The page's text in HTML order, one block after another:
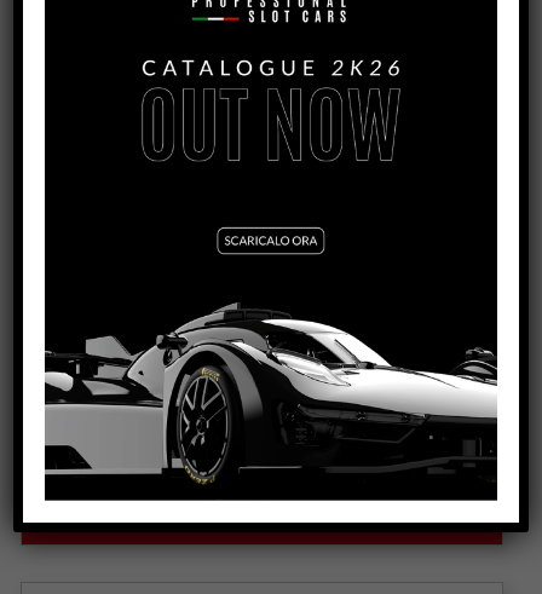
PORSCHE 917K – #22 MARTINI – SPA
VEDI IL PRODOTTO